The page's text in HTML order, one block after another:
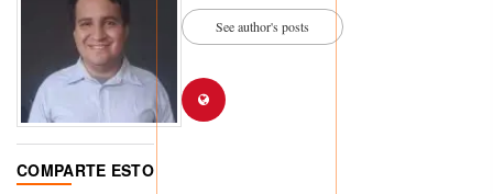
See author's posts
COMPARTE ESTO